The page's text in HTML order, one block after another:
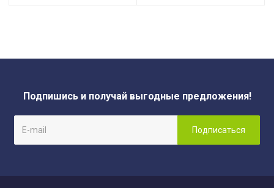
Подпишись и получай выгодные предложения!